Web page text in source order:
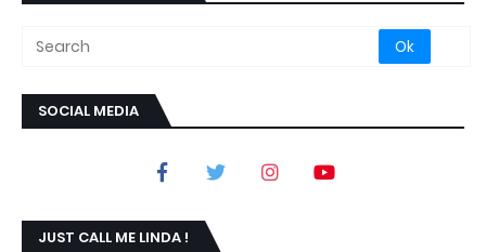
SOCIAL MEDIA
JUST CALL ME LINDA !